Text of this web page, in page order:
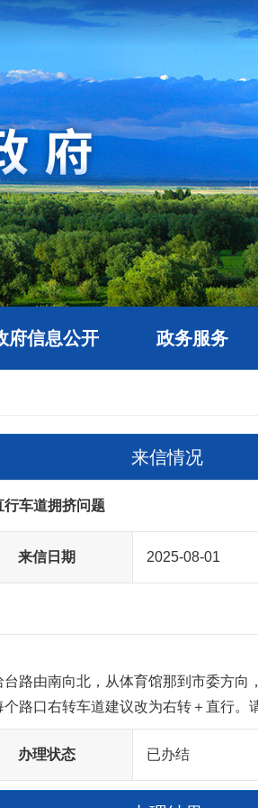
府信息公开 政务服务
来信情况
行车道拥挤问题
来信日期 2025-08-01
台路由南向北，从体育馆那到市委方
路口右转车道建议改为右转＋直行。
办理状态 已办结